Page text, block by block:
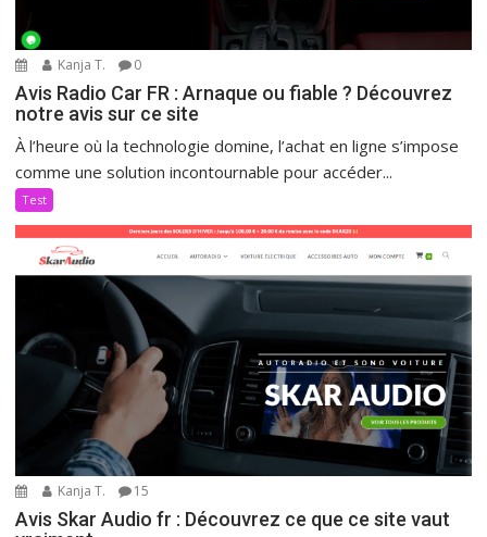
Kanja T. 0
Avis Radio Car FR : Arnaque ou fiable ? Découvrez
notre avis sur ce site
À l’heure où la technologie domine, l’achat en ligne s’impose
comme une solution incontournable pour accéder...
Test
Kanja T. 15
Avis Skar Audio fr : Découvrez ce que ce site vaut